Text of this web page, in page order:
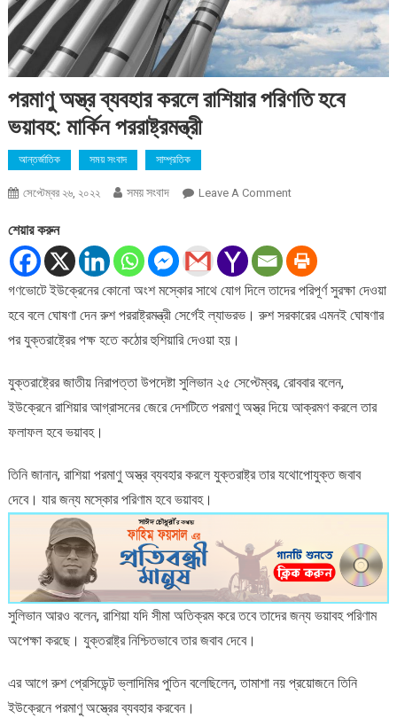
পরমাণু অস্ত্র ব্যবহার করলে রাশিয়ার পরিণতি হবে
ভয়াবহ: মার্কিন পররাষ্ট্রমন্ত্রী
আন্তর্জাতিক সময় সংবাদ সাম্প্রতিক
সেপ্টেম্বর ২৬, ২০২২ সময় সংবাদ Leave A CommentOn
ব্যবহার
করলে
রাশিয়ার
পরিণতি
মার্কিন
শেয়ার করুন
গণভোটে ইউক্রেনের কোনো অংশ মস্কোর সাথে যোগ দিলে তাদের পরিপূর্ণ সুরক্ষা দেওয়া
হবে বলে ঘোষণা দেন রুশ পররাষ্ট্রমন্ত্রী সের্গেই ল্যাভরভ। রুশ সরকারের এমনই ঘোষণার
পর যুক্তরাষ্ট্রের পক্ষ হতে কঠোর হুশিয়ারি দেওয়া হয়।
যুক্তরাষ্ট্রের জাতীয় নিরাপত্তা উপদেষ্টা সুলিভান ২৫ সেপ্টেম্বর, রোববার বলেন,
ইউক্রেনে রাশিয়ার আগ্রাসনের জেরে দেশটিতে পরমাণু অস্ত্র দিয়ে আক্রমণ করলে তার
ফলাফল হবে ভয়াবহ।
তিনি জানান, রাশিয়া পরমাণু অস্ত্র ব্যবহার করলে যুক্তরাষ্ট্র তার যথোপোযুক্ত জবাব
দেবে। যার জন্য মস্কোর পরিণাম হবে ভয়াবহ।
সুলিভান আরও বলেন, রাশিয়া যদি সীমা অতিক্রম করে তবে তাদের জন্য ভয়াবহ পরিণাম
অপেক্ষা করছে। যুক্তরাষ্ট্র নিশ্চিতভাবে তার জবাব দেবে।
এর আগে রুশ প্রেসিডেন্ট ভ্লাদিমির পুতিন বলেছিলেন, তামাশা নয় প্রয়োজনে তিনি
ইউক্রেনে পরমাণু অস্ত্রের ব্যবহার করবেন।